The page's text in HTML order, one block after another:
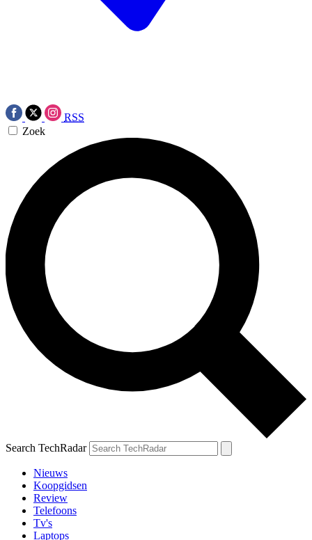
RSS
Zoek
Search TechRadar
Nieuws
Koopgidsen
Review
Telefoons
Tv's
Laptops